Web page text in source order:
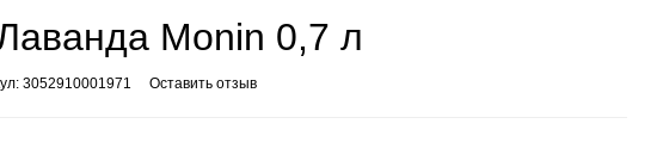
Monin 0,7 л
3052910001971 Оставить отзыв